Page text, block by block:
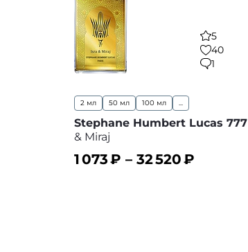
5
40
1
2 мл 50 мл 100 мл ...
Stephane Humbert Lucas 777
& Miraj
1 073₽ – 32 520₽